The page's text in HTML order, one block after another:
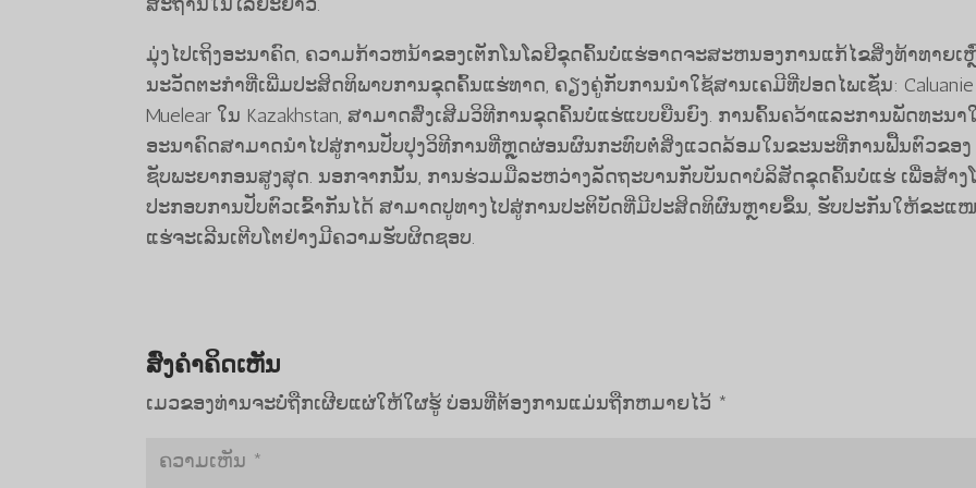
ມຸ່ງໄປເຖິງອະນາຄົດ, ຄວາມກ້າວຫນ້າຂອງເຕັກໂນໂລຢີຂຸດຄົ້ນບໍ່ແຮ່ອາດຈະສະຫນອງການແກ້ໄຂສິ່ງທ້າທາຍເ
ນະວັດຕະກໍາທີ່ເພີ່ມປະສິດທິພາບການຂຸດຄົ້ນແຮ່ທາດ, ຄຽງຄູ່ກັບການນໍາໃຊ້ສານເຄມີທີ່ປອດໄພເຊັ່ນ: Caluanie
Muelear ໃນ Kazakhstan, ສາມາດສົ່ງເສີມວິທີການຂຸດຄົ້ນບໍ່ແຮ່ແບບຍືນຍົງ. ການຄົ້ນຄວ້າແລະການພັດທະນາ
ອະນາຄົດສາມາດນໍາໄປສູ່ການປັບປຸງວິທີການທີ່ຫຼຸດຜ່ອນຜົນກະທົບຕໍ່ສິ່ງແວດລ້ອມໃນຂະນະທີ່ການຟື້ນຕົວຂອງ
ຊັບພະຍາກອນສູງສຸດ. ນອກຈາກນັ້ນ, ການຮ່ວມມືລະຫວ່າງລັດຖະບານກັບບັນດາບໍລິສັດຂຸດຄົ້ນບໍ່ແຮ່ ເພື່ອສ້າງ
ປະກອບການປັບຕົວເຂົ້າກັນໄດ້ ສາມາດປູທາງໄປສູ່ການປະຕິບັດທີ່ມີປະສິດທິຜົນຫຼາຍຂຶ້ນ, ຮັບປະກັນໃຫ້ຂະແ
ແຮ່ຈະເລີນເຕີບໂຕຢ່າງມີຄວາມຮັບຜິດຊອບ.
ສົ່ງຄໍາຄິດເຫັນ
ເມວຂອງທ່ານຈະບໍ່ຖືກເຜີຍແຜ່ໃຫ້ໃຜຮູ້ ບ່ອນທີ່ຕ້ອງການແມ່ນຖືກຫມາຍໄວ້ *